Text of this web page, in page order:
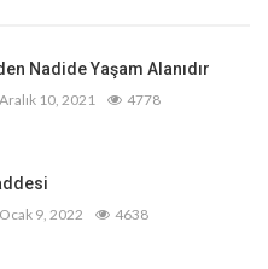
Nadide Yaşam Alanıdır
Aralık 10, 2021 4778
Ocak 9, 2022 4638